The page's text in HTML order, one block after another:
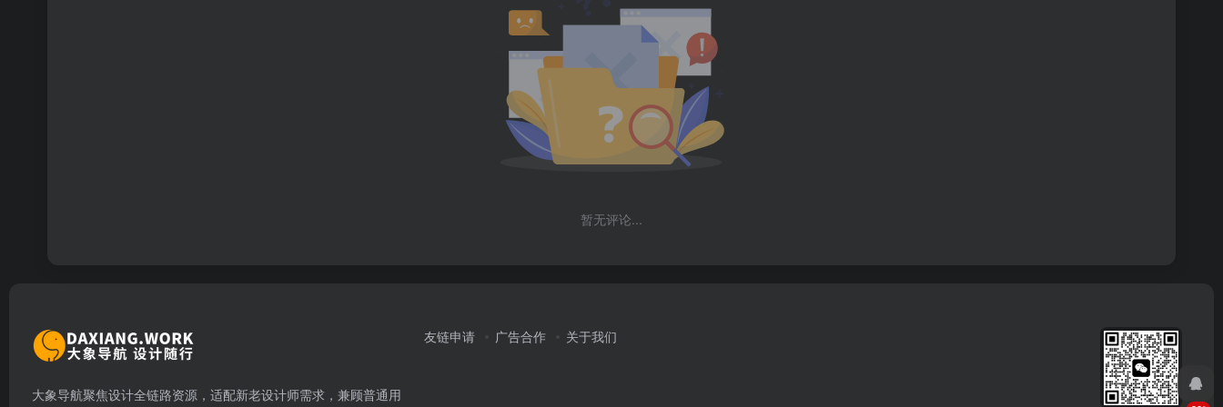
暂无评论...
大象导航聚焦设计全链路资源，适配新老设计师需求，兼顾普通用
友链申请 广告合作 关于我们